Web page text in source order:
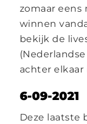
zomaar eens
winnen
bekijk de
achter
6-09-2021
Deze laatste